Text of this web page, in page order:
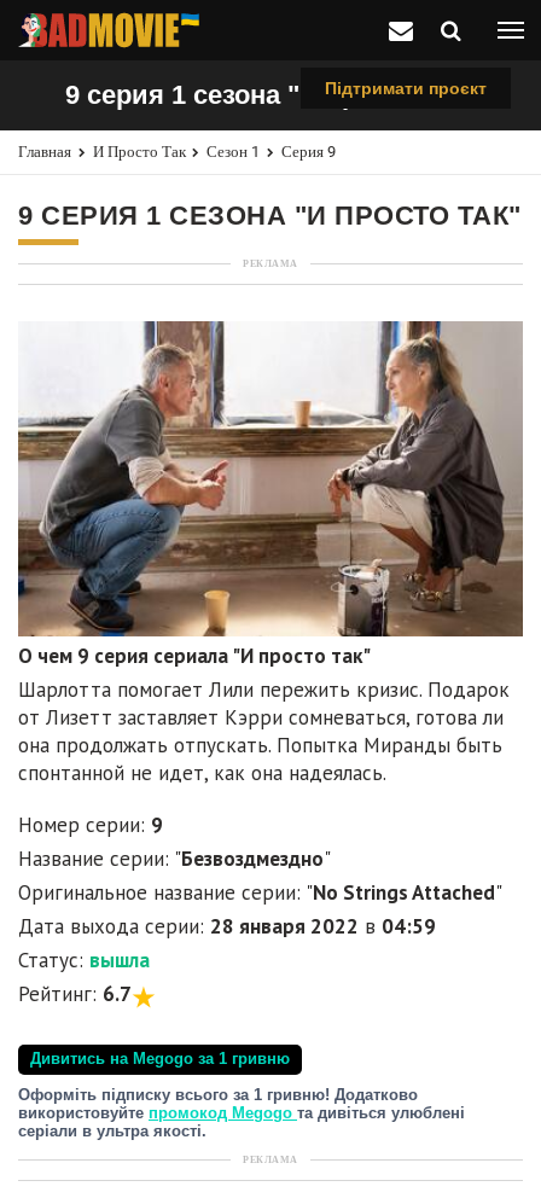
Підтримати проєкт
9 серия 1 сезона "И просто так"
Главная И Просто Так Сезон 1 Серия 9
9 СЕРИЯ 1 СЕЗОНА "И ПРОСТО ТАК"
РЕКЛАМА
О чем 9 серия сериала "И просто так"
Шарлотта помогает Лили пережить кризис. Подарок
от Лизетт заставляет Кэрри сомневаться, готова ли
она продолжать отпускать. Попытка Миранды быть
спонтанной не идет, как она надеялась.
Номер серии: 9
Название серии: "Безвоздмездно"
Оригинальное название серии: "No Strings Attached"
Дата выхода серии: 28 января 2022 в 04:59
Статус: вышла
Рейтинг: 6.7
Дивитись на Megogo за 1 гривню
Оформіть підписку всього за 1 гривню! Додатково
використовуйте промокод Megogo та дивіться улюблені
серіали в ультра якості.
РЕКЛАМА